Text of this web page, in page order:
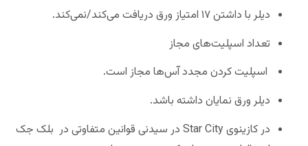
دیلر با داشتن ۱۷ امتیاز ورق دریافت می‌کند/نمی‌کند.
تعداد اسپلیت‌های مجاز
اسپلیت کردن مجدد آس‌ها مجاز است.
دیلر ورق نمایان داشته باشد.
در کازینوی Star City در سیدنی قوانین متفاوتی در بلک جک